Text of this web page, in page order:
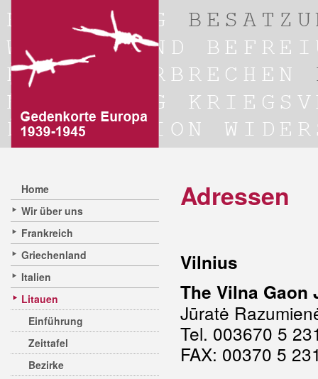
Home
Wir über uns
Frankreich
Griechenland
Italien
Litauen
Einführung
Zeittafel
Bezirke
Adressen
Vilnius
The Vilna Gaon
Jūratė
Tel. 003670 5
FAX: 00370 5